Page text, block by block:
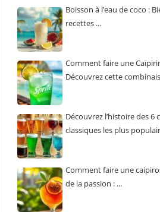
Boisson à l’eau de coco :
recettes ...
Comment faire une
Découvrez cette
Découvrez l’histoire des 6
classiques les plus
Comment faire une
de la passion : ...